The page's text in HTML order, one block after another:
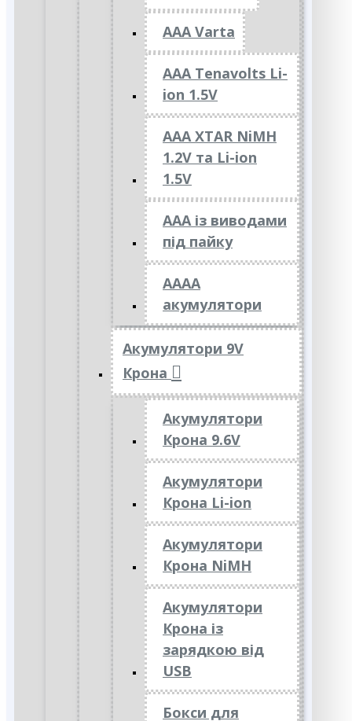
AAA Varta
AAA Tenavolts Li-
ion 1.5V
AAA XTAR NiMH
1.2V та Li-ion
1.5V
ААА із виводами
під пайку
АААА
акумулятори
Акумулятори 9V
Крона
Акумулятори
Крона 9.6V
Акумулятори
Крона Li-ion
Акумулятори
Крона NiMH
Акумулятори
Крона із
зарядкою від
USB
Бокси для